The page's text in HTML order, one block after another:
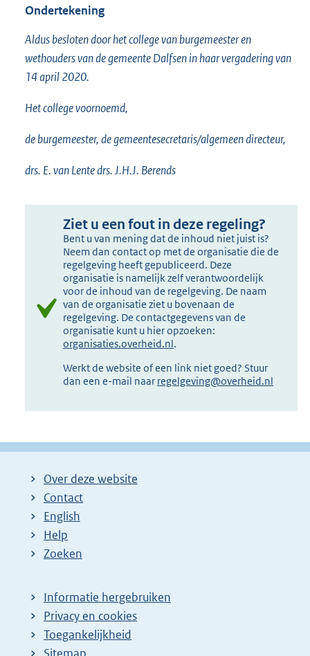
Ondertekening
Aldus besloten door het college van burgemeester en
wethouders van de gemeente Dalfsen in haar vergadering van
14 april 2020.
Het college voornoemd,
de burgemeester, de gemeentesecretaris/algemeen directeur,
drs. E. van Lente drs. J.H.J. Berends
Ziet u een fout in deze regeling?
Bent u van mening dat de inhoud niet juist is?
Neem dan contact op met de organisatie die de
regelgeving heeft gepubliceerd. Deze
organisatie is namelijk zelf verantwoordelijk
voor de inhoud van de regelgeving. De naam
van de organisatie ziet u bovenaan de
regelgeving. De contactgegevens van de
organisatie kunt u hier opzoeken:
organisaties.overheid.nl.
Werkt de website of een link niet goed? Stuur
dan een e-mail naar regelgeving@overheid.nl
Over deze website
Contact
English
Help
Zoeken
Informatie hergebruiken
Privacy en cookies
Toegankelijkheid